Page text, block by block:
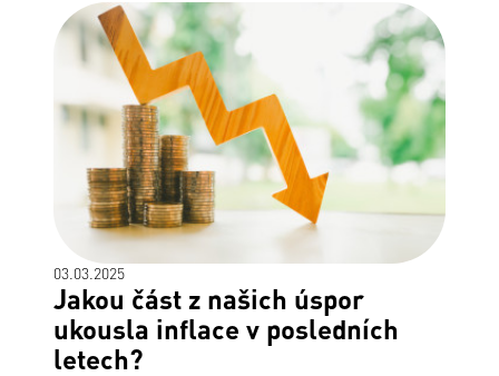
03.03.2025
Jakou část z našich úspor
ukousla inflace v posledních
letech?